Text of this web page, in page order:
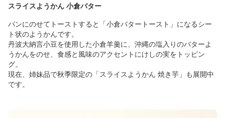
スライスようかん 小倉バター
パンにのせてトーストすると「小倉バタートースト」になるシー
ト状のようかんです。
丹波大納言小豆を使用した小倉羊羹に、沖縄の塩入りのバターよ
うかんをのせ、食感と風味のアクセントにけしの実をトッピン
グ。
現在、姉妹品で秋季限定の「スライスようかん 焼き芋」も展開中
です。